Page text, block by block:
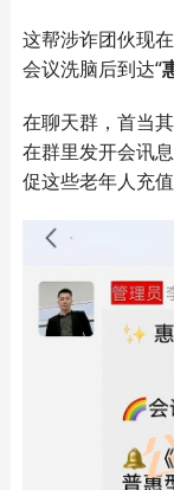
这帮涉诈团伙现
会议洗脑后到达“
在聊天群，首当
在群里发开会讯
促这些老年人充值